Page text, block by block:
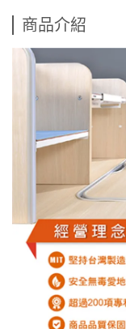
商品介紹